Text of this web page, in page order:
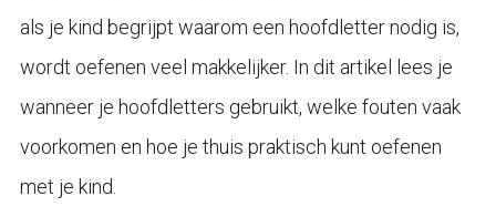
als je kind begrijpt waarom een hoofdletter nodig is,
wordt oefenen veel makkelijker. In dit artikel lees je
wanneer je hoofdletters gebruikt, welke fouten vaak
voorkomen en hoe je thuis praktisch kunt oefenen
met je kind.